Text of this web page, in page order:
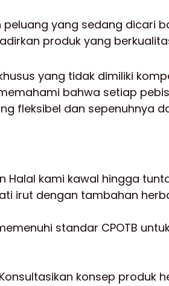
yang sedang dicari
produk yang
yang tidak dimiliki
bahwa setiap
fleksibel dan sepenuhnya
Halal kami kawal hingga
irut dengan tambahan
standar CPOTB
konsep produk